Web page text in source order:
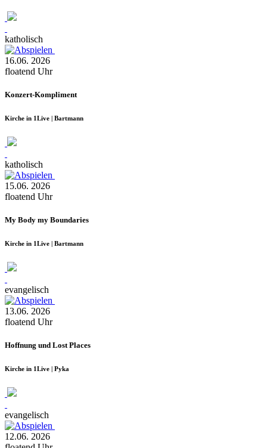
katholisch
16.06. 2026
floatend Uhr
Konzert-Kompliment
Kirche in 1Live | Bartmann
katholisch
15.06. 2026
floatend Uhr
My Body my Boundaries
Kirche in 1Live | Bartmann
evangelisch
13.06. 2026
floatend Uhr
Hoffnung und Lost Places
Kirche in 1Live | Pyka
evangelisch
12.06. 2026